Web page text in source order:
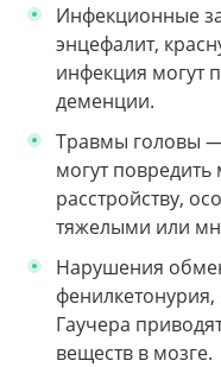
Инфекционные
энцефалит,
инфекция могут
деменции.
Травмы головы
могут повредить
расстройству,
тяжелыми или
Нарушения
Гаучера
веществ в мозге.